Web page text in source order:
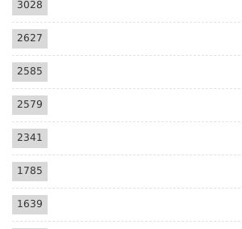
3028
2627
2585
2579
2341
1785
1639